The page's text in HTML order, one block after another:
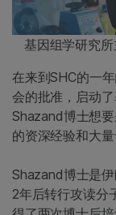
基因组学研究
在来到SHC的一
会的批准，启动
Shazand博士想
的资深经验和大量
Shazand博士是
2年后转行攻读分